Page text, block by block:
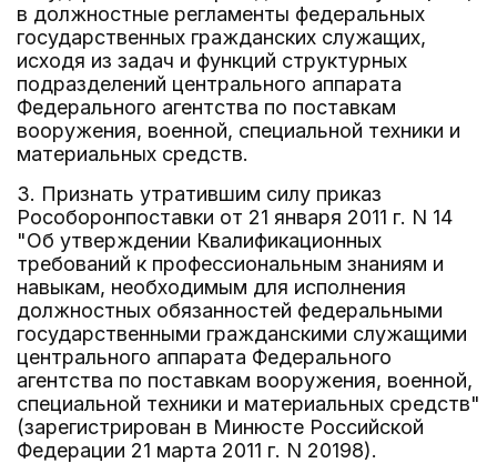
в должностные регламенты федеральных
государственных гражданских служащих,
исходя из задач и функций структурных
подразделений центрального аппарата
Федерального агентства по поставкам
вооружения, военной, специальной техники и
материальных средств.
3. Признать утратившим силу приказ
Рособоронпоставки от 21 января 2011 г. N 14
"Об утверждении Квалификационных
требований к профессиональным знаниям и
навыкам, необходимым для исполнения
должностных обязанностей федеральными
государственными гражданскими служащими
центрального аппарата Федерального
агентства по поставкам вооружения, военной,
специальной техники и материальных средств"
(зарегистрирован в Минюсте Российской
Федерации 21 марта 2011 г. N 20198).